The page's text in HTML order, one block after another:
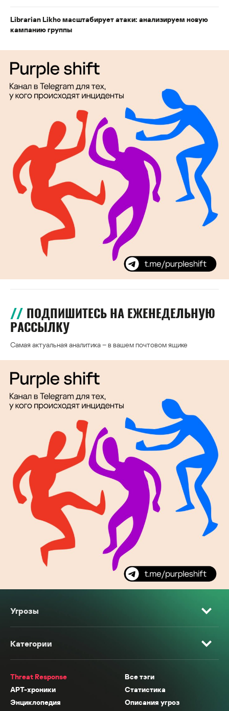
Librarian Likho масштабирует атаки: анализируем новую
кампанию группы
ПОДПИШИТЕСЬ НА ЕЖЕНЕДЕЛЬНУЮ
РАССЫЛКУ
Самая актуальная аналитика – в вашем почтовом ящике
Угрозы
Категории
Threat Response
Все тэги
APT-хроники
Статистика
Энциклопедия
Описания угроз